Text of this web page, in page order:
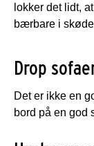
lokker det lidt,
bærbare i
Drop
Det er ikke en
bord på en god